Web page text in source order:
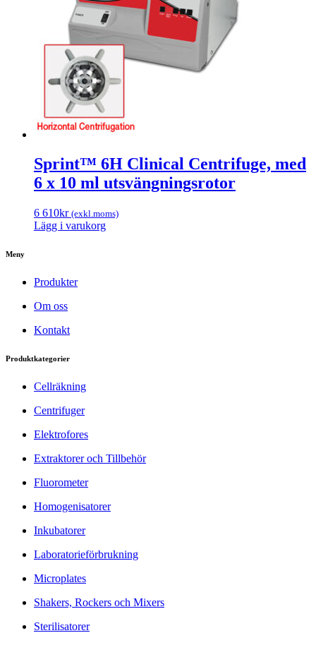
Sprint™ 6H Clinical Centrifuge, med
6 x 10 ml utsvängningsrotor
6 610kr (exkl.moms)
Lägg i varukorg
Meny
Produkter
Om oss
Kontakt
Produktkategorier
Cellräkning
Centrifuger
Elektrofores
Extraktorer och Tillbehör
Fluorometer
Homogenisatorer
Inkubatorer
Laboratorieförbrukning
Microplates
Shakers, Rockers och Mixers
Sterilisatorer